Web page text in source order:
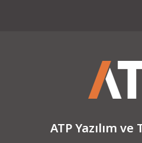
ATP Yazılım